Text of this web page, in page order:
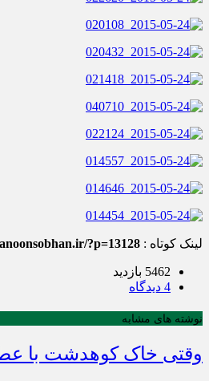
لینک کوتاه : ?p=13128
5462 بازدید
4 دیدگاه
نوشته های مشابه
وقتی خاک کوهدشت با